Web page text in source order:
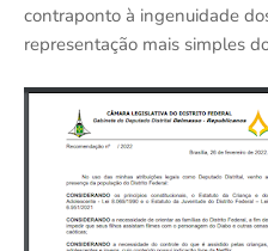
contraponto à ingenuidade
representação mais simples